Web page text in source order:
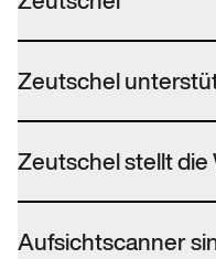
Zeutschel
Zeutschel stellt
Aufsichtscanner